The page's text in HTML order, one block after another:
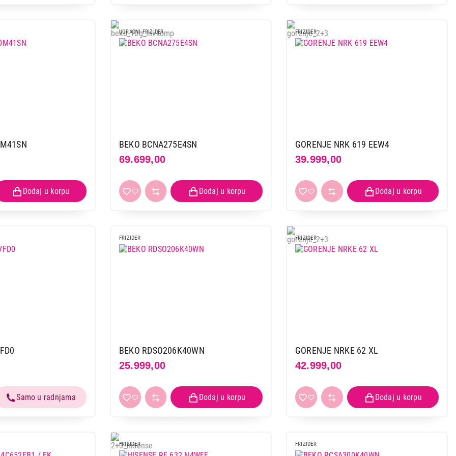
UGRADNI FRIZIDER
BEKO BCNA275E4SN
69.699,00
FRIZIDER
GORENJE NRK 619 EEW4
39.999,00
FRIZIDER
BEKO RDSO206K40WN
25.999,00
FRIZIDER
GORENJE NRKE 62 XL
42.999,00
FRIZIDER FRIZIDER
Proizvod je dodat u korpu.